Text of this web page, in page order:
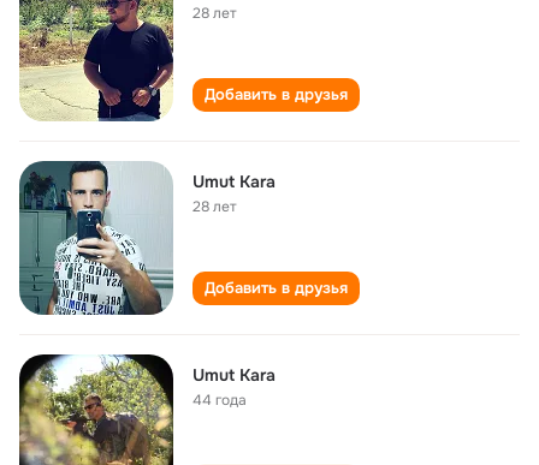
28 лет
Добавить в друзья
Umut Kara
28 лет
Добавить в друзья
Umut Kara
44 года